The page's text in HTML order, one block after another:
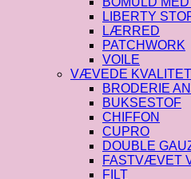
LIBERTY
LÆRRED
PATCHWORK
VOILE
VÆVEDE
BRODERIE
BUKSESTOF
CHIFFON
CUPRO
DOUBLE
FASTVÆVET
FILT